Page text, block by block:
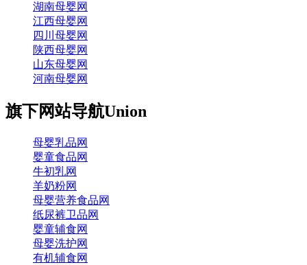
湖南母婴网
江西母婴网
四川母婴网
陕西母婴网
山东母婴网
河南母婴网
旗下网站导航Union
母婴乳品网
婴童食品网
牛初乳网
羊奶粉网
母婴营养食品网
纸尿裤卫品网
婴童辅食网
母婴洗护网
有机辅食网